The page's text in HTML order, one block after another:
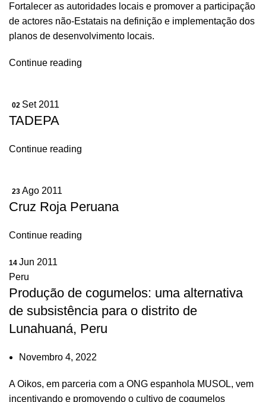
Fortalecer as autoridades locais e promover a participação
de actores não-Estatais na definição e implementação dos
planos de desenvolvimento locais.
Continue reading
02 Set 2011
TADEPA
Continue reading
23 Ago 2011
Cruz Roja Peruana
Continue reading
14 Jun 2011
Peru
Produção de cogumelos: uma alternativa
de subsistência para o distrito de
Lunahuaná, Peru
Novembro 4, 2022
A Oikos, em parceria com a ONG espanhola MUSOL, vem
incentivando e promovendo o cultivo de cogumelos